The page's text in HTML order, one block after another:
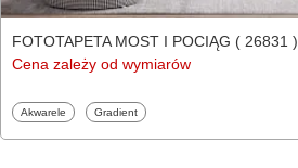
FOTOTAPETA MOST I POCIĄG ( 26831 )
Cena zależy od wymiarów
Fototapety
Akwarele Fototapety
Gradient